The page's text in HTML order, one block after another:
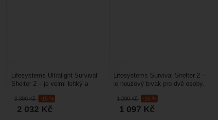
2 390Kč -15 %
2 032 Kč
Lifesystems Ultralight Survival
Shelter 2 – je velmi lehký a
osoby. Je...
1 290Kč -15 %
1 097 Kč
Lifesystems Survival Shelter 2 –
je nouzový bivak pro dvě osoby.
bivakování, ochranu...